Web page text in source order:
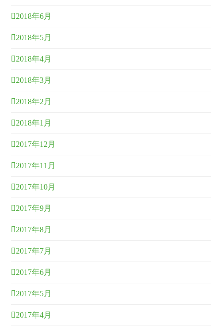
2018年6月
2018年5月
2018年4月
2018年3月
2018年2月
2018年1月
2017年12月
2017年11月
2017年10月
2017年9月
2017年8月
2017年7月
2017年6月
2017年5月
2017年4月